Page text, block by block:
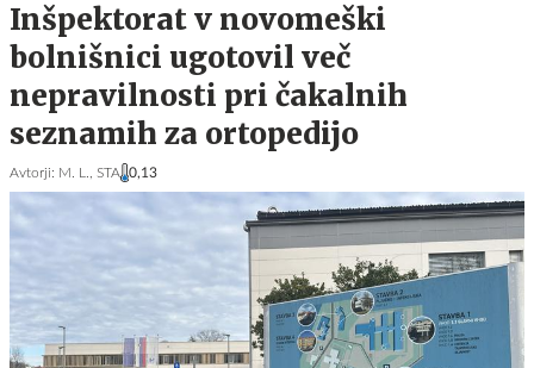
Inšpektorat v novomeški
bolnišnici ugotovil več
nepravilnosti pri čakalnih
seznamih za ortopedijo
Avtorji: M. L., STA 0,13